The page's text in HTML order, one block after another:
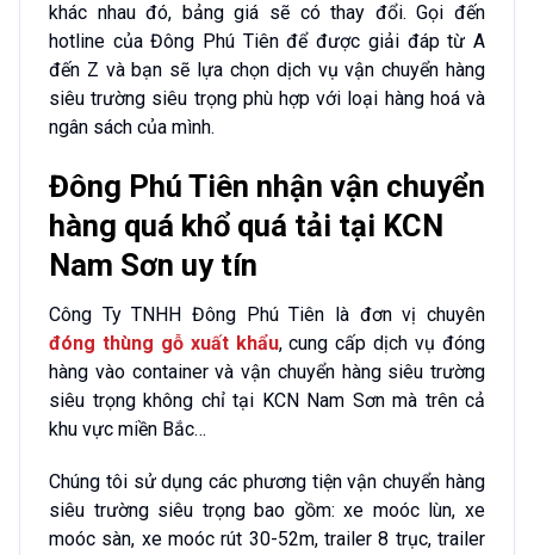
khác nhau đó, bảng giá sẽ có thay đổi. Gọi đến
hotline của Đông Phú Tiên để được giải đáp từ A
đến Z và bạn sẽ lựa chọn dịch vụ vận chuyển hàng
siêu trường siêu trọng phù hợp với loại hàng hoá và
ngân sách của mình.
Đông Phú Tiên nhận vận chuyển
hàng quá khổ quá tải tại KCN
Nam Sơn uy tín
Công Ty TNHH Đông Phú Tiên là đơn vị chuyên
đóng thùng gỗ xuất khẩu, cung cấp dịch vụ đóng
hàng vào container và vận chuyển hàng siêu trường
siêu trọng không chỉ tại KCN Nam Sơn mà trên cả
khu vực miền Bắc…
Chúng tôi sử dụng các phương tiện vận chuyển hàng
siêu trường siêu trọng bao gồm: xe moóc lùn, xe
moóc sàn, xe moóc rút 30-52m, trailer 8 trục, trailer